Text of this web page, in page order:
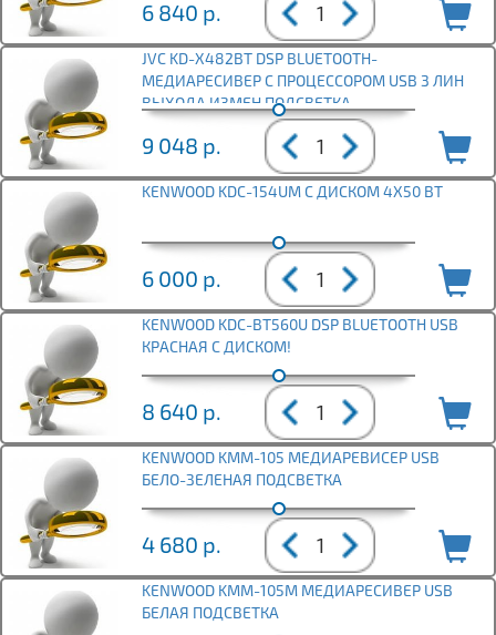
6 840 р.
JVC KD-X482BT DSP BLUETOOTH-
МЕДИАРЕСИВЕР С ПРОЦЕССОРОМ USB 3 ЛИН
ВЫХОДА ИЗМЕН ПОДСВЕТКА
9 048 р.
KENWOOD KDC-154UM С ДИСКОМ 4Х50 ВТ
6 000 р.
KENWOOD KDC-BT560U DSP BLUETOOTH USB
КРАСНАЯ С ДИСКОМ!
8 640 р.
KENWOOD KMM-105 МЕДИАРЕВИСЕР USB
БЕЛО-ЗЕЛЕНАЯ ПОДСВЕТКА
4 680 р.
KENWOOD KMM-105M МЕДИАРЕСИВЕР USB
БЕЛАЯ ПОДСВЕТКА